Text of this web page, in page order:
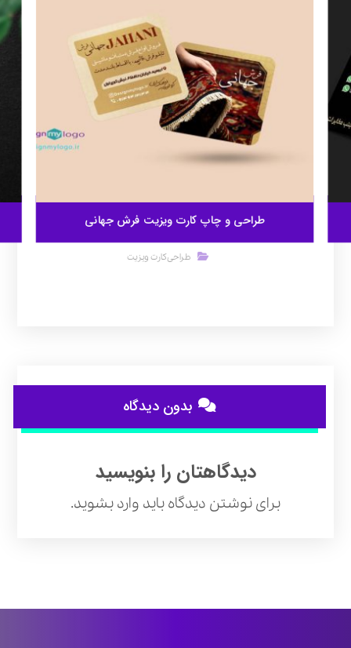
طراحی و چاپ کارت ویزیت فرش جهانی
طراحی کارت ویزیت
بدون دیدگاه
دیدگاهتان را بنویسید
برای نوشتن دیدگاه باید وارد بشوید.